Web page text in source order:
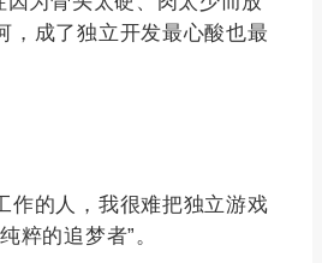
，成了独立开发最心酸也最
作的人，我很难把独立游戏
粹的追梦者”。